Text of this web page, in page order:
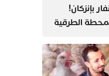
بإنزكان!
الطرقية
سبتة”